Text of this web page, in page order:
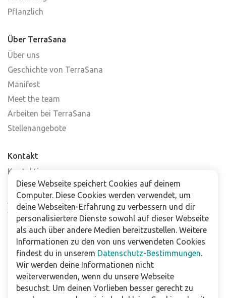
Pflanzlich
Über TerraSana
Über uns
Geschichte von TerraSana
Manifest
Meet the team
Arbeiten bei TerraSana
Stellenangebote
Kontakt
Kontaktiere uns
Häufig gestellte Fragen
Abonniere unseren Newsletter
Verkaufsstellen
Für Unternehmen
Downloads
Impressum
Datenschutzbestimmungen
Diese Webseite speichert Cookies auf deinem
Computer. Diese Cookies werden verwendet, um
deine Webseiten-Erfahrung zu verbessern und dir
personalisiertere Dienste sowohl auf dieser Webseite
als auch über andere Medien bereitzustellen. Weitere
Informationen zu den von uns verwendeten Cookies
findest du in unserem Datenschutz-Bestimmungen.
Wir werden deine Informationen nicht
weiterverwenden, wenn du unsere Webseite
besuchst. Um deinen Vorlieben besser gerecht zu